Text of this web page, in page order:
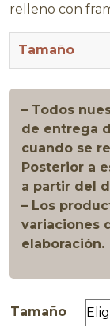
relleno con
Tamaño
– Todos
de entrega
cuando se
Posterior a
a partir del
– Los
variaciones
elaboración.
Tamaño